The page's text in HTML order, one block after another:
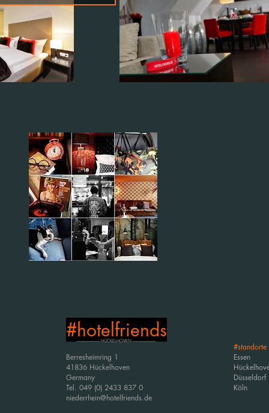
#hotelfriends
---------------------------------------HÜCKELHOVEN--------------------------------------
Berresheimring 1
41836 Hückelhoven
Germany
Tel. 049 (0) 2433 837 0
niederrhein@hotelfriends.de
#standorte
Essen
Düsseldorf
Köln